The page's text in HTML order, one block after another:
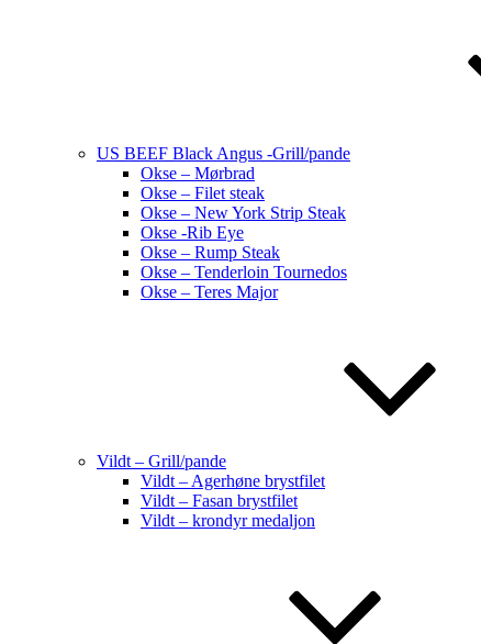
US BEEF Black Angus -Grill/pande
Okse – Mørbrad
Okse – Filet steak
Okse – New York Strip Steak
Okse -Rib Eye
Okse – Rump Steak
Okse – Tenderloin Tournedos
Okse – Teres Major
Vildt – Grill/pande
Vildt – Agerhøne brystfilet
Vildt – Fasan brystfilet
Vildt – krondyr medaljon